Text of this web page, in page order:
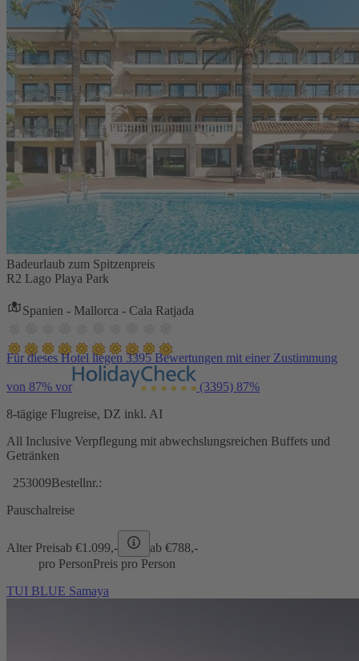
Badeurlaub zum Spitzenpreis
R2 Lago Playa Park
Spanien - Mallorca - Cala Ratjada
Für dieses Hotel liegen 3395 Bewertungen mit einer Zustimmung
von 87% vor (3395) 87%
8-tägige Flugreise, DZ inkl. AI
All Inclusive Verpflegung mit abwechslungsreichen Buffets und
Getränken
253009Bestellnr.:
Pauschalreise
Alter Preisab €1.099,- ab €788,-
pro PersonPreis pro Person
TUI BLUE Samaya